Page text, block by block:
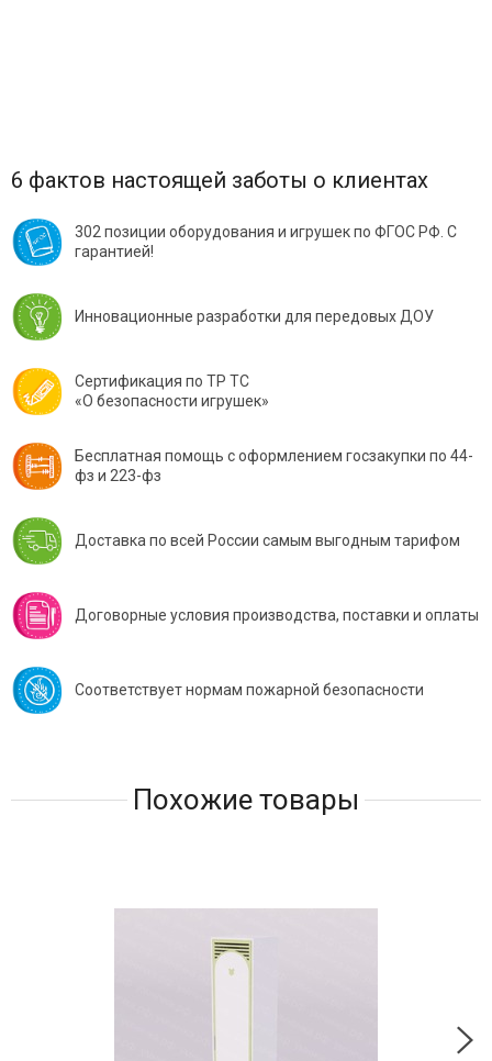
6 фактов настоящей заботы о клиентах
302 позиции оборудования и игрушек по ФГОС РФ. С
гарантией!
Инновационные разработки для передовых ДОУ
Сертификация по ТР ТС
«О безопасности игрушек»
Бесплатная помощь с оформлением госзакупки по 44-
фз и 223-фз
Доставка по всей России самым выгодным тарифом
Договорные условия производства, поставки и оплаты
Соответствует нормам пожарной безопасности
Похожие товары